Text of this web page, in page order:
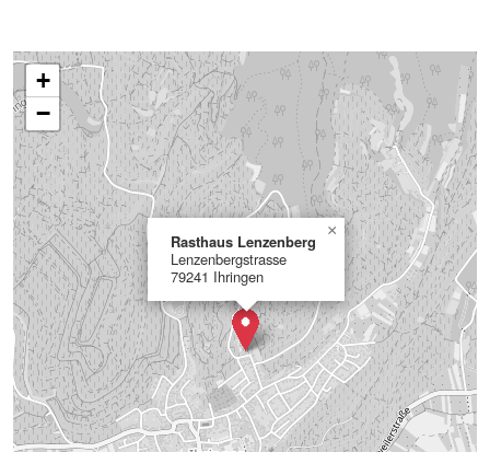
Rasthaus Lenzenberg
Lenzenbergstrasse
79241 Ihringen
×
+
−